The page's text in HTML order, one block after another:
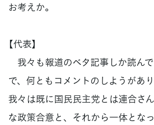
お考えか。
【代表】
我々も報道のベタ記事しか読ん
で、何ともコメントのしようがあり
我々は既に国民民主党とは連合さ
な政策合意と、それから一体とな